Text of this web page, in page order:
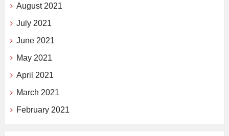
August 2021
July 2021
June 2021
May 2021
April 2021
March 2021
February 2021